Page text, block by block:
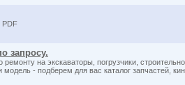
PDF
запросу.
ремонту на экскаваторы, погрузчики,
- подберем для вас каталог запчастей,